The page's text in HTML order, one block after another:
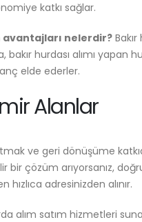
katkı sağlar.
avantajları nelerdir?
bakır hurdası alımı
elde ederler.
Alanlar
ve geri dönüşüme
bir çözüm arıyorsanız,
adresinizden alınır.
alım satım hizmetleri